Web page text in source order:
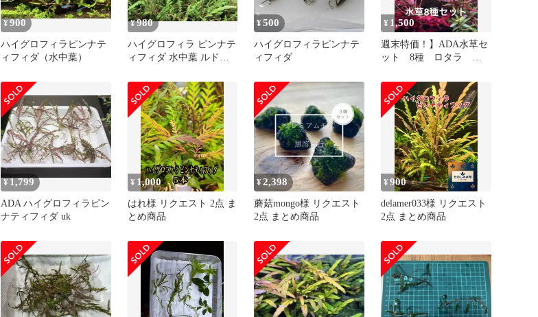
¥900
ハイグロフィラピンナテ
ィフィダ（水中葉）
¥980
ハイグロフィラ ピンナテ
ィフィダ 水中葉 ルドウ
上葉セット
¥500
ハイグロフィラピンナテ
ィフィダ
¥ 1,500
週末特価！】ADA水草セ
ット 8種 ロタラ メ
¥ 1,799
ADA ハイグロフィラピン
ナティフィダ uk
¥ 1,000
はれ様 リクエスト 2点 ま
とめ商品
¥2,398
蘑菇mongo様 リクエスト
2点 まとめ商品
¥900
delamer033様 リクエスト
2点 まとめ商品